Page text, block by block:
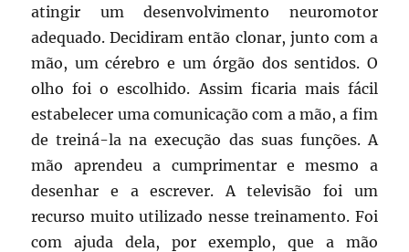
atingir um desenvolvimento neuromotor
adequado. Decidiram então clonar, junto com a
mão, um cérebro e um órgão dos sentidos. O
olho foi o escolhido. Assim ficaria mais fácil
estabelecer uma comunicação com a mão, a fim
de treiná-la na execução das suas funções. A
mão aprendeu a cumprimentar e mesmo a
desenhar e a escrever. A televisão foi um
recurso muito utilizado nesse treinamento. Foi
com ajuda dela, por exemplo, que a mão